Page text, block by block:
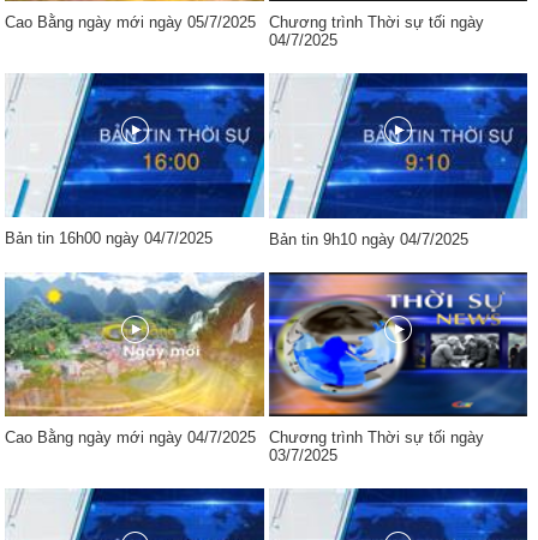
Cao Bằng ngày mới ngày 05/7/2025
Chương trình Thời sự tối ngày
04/7/2025
Bản tin 16h00 ngày 04/7/2025 Bản tin 9h10 ngày 04/7/2025
Cao Bằng ngày mới ngày 04/7/2025
Chương trình Thời sự tối ngày
03/7/2025